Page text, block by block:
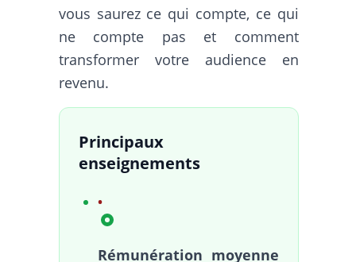
vous saurez ce qui compte, ce qui
ne compte pas et comment
transformer votre audience en
revenu.
Principaux
enseignements
Rémunération moyenne